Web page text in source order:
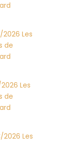
2026 Les
de
Les
de
2026 Les